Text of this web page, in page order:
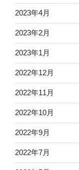
2023年4月
2023年2月
2023年1月
2022年12月
2022年11月
2022年10月
2022年9月
2022年7月